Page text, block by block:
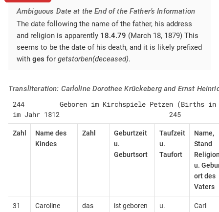
Ambiguous Date at the End of the Father’s Information
The date following the name of the father, his address
and religion is apparently 18.4.79 (March 18, 1879) This
seems to be the date of his death, and it is likely prefixed
with ges for getstorben(deceased).
Transliteration: Carloline Dorothee Krückeberg and Ernst
244         Geboren im Kirchspiele Petzen (Births in
im Jahr 1812                            245
Zahl
Name des
Kindes
Zahl
Geburtzeit
u.
Geburtsort
Taufzeit
u.
Taufort
Name,
Stand
u.
ort des
Vaters
31
Caroline
das
ist geboren
u.
Carl